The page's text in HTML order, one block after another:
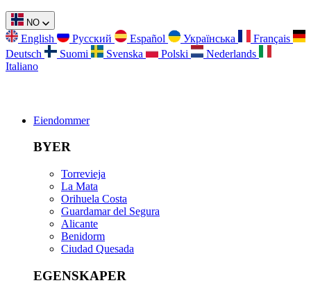
NO
English Русский Español Українська
Français
Deutsch
Suomi Svenska Polski
Nederlands
Italiano
Eiendommer
BYER
Torrevieja
La Mata
Orihuela Costa
Guardamar del Segura
Alicante
Benidorm
Ciudad Quesada
EGENSKAPER